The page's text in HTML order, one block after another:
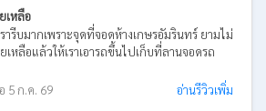
เหลือ
รีบมากเพราะจุดที่จอดห้างเกษรอัมรินทร์ ยามไม่
หลือแล้วให้เราเอารถขึ้นไปเก็บที่ลานจอดรถ
5 ก.ค. 69
อ่านรีวิวเพิ่ม